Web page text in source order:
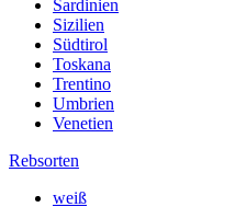
Piemont
Sardinien
Sizilien
Südtirol
Toskana
Trentino
Umbrien